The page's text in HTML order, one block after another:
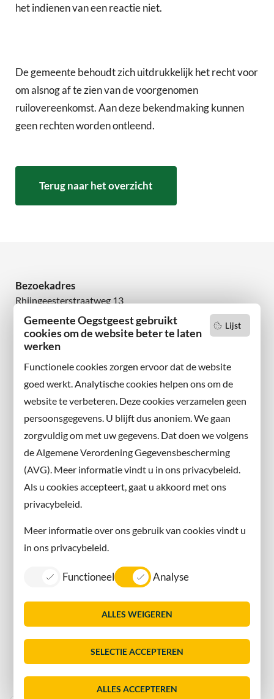
Lijst
Gemeente Oegstgeest gebruikt
cookies om de website beter te laten
werken
Functionele cookies zorgen ervoor dat de website
goed werkt. Analytische cookies helpen ons om de
website te verbeteren. Deze cookies verzamelen geen
persoonsgegevens. U blijft dus anoniem. We gaan
zorgvuldig om met uw gegevens. Dat doen we volgens
de Algemene Verordening Gegevensbescherming
(AVG). Meer informatie vindt u in ons privacybeleid.
Als u cookies accepteert, gaat u akkoord met ons
privacybeleid.
Meer informatie over ons gebruik van cookies vindt u
in ons privacybeleid.
Functioneel Analyse
ALLES WEIGEREN
SELECTIE ACCEPTEREN
ALLES ACCEPTEREN
het indienen van een reactie niet.
De gemeente behoudt zich uitdrukkelijk het recht voor
om alsnog af te zien van de voorgenomen
ruilovereenkomst. Aan deze bekendmaking kunnen
geen rechten worden ontleend.
Terug naar het overzicht
Bezoekadres
Rhijngeesterstraatweg 13
2342 AN Oegstgeest
Wilt u niets missen?
en volg ons ook op sociale media.
Facebook
X
Instagram
Contact met de gemeente
Contact
Information in English
Sitemap
Toegankelijkheid
Servicenormen
Dorpsmarketing Oegstgeest